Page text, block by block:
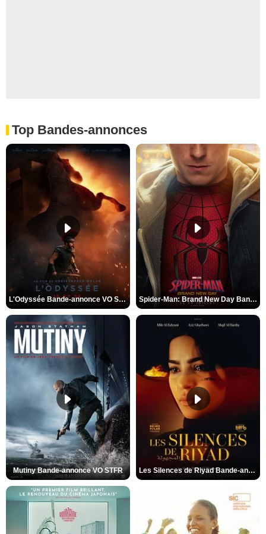
Top Bandes-annonces
L'Odyssée Bande-annonce VO STFR Spider-Man: Brand New Day Bande-annonce VO STFR
Mutiny Bande-annonce VO STFR Les Silences de Riyad Bande-annonce VO STFR